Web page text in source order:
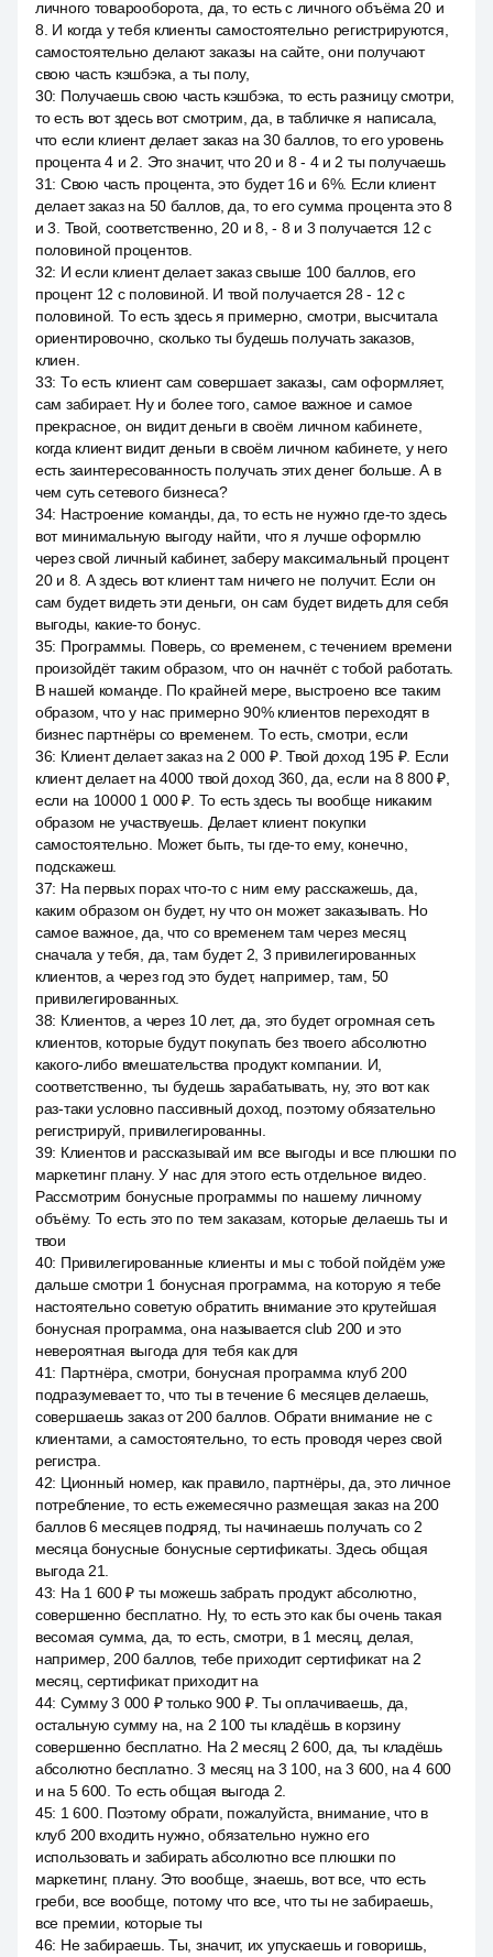
личного товарооборота, да, то есть с личного объёма 20 и
8. И когда у тебя клиенты самостоятельно регистрируются,
самостоятельно делают заказы на сайте, они получают
свою часть кэшбэка, а ты полу,
30: Получаешь свою часть кэшбэка, то есть разницу смотри,
то есть вот здесь вот смотрим, да, в табличке я написала,
что если клиент делает заказ на 30 баллов, то его уровень
процента 4 и 2. Это значит, что 20 и 8 - 4 и 2 ты получаешь
31: Свою часть процента, это будет 16 и 6%. Если клиент
делает заказ на 50 баллов, да, то его сумма процента это 8
и 3. Твой, соответственно, 20 и 8, - 8 и 3 получается 12 с
половиной процентов.
32: И если клиент делает заказ свыше 100 баллов, его
процент 12 с половиной. И твой получается 28 - 12 с
половиной. То есть здесь я примерно, смотри, высчитала
ориентировочно, сколько ты будешь получать заказов,
клиен.
33: То есть клиент сам совершает заказы, сам оформляет,
сам забирает. Ну и более того, самое важное и самое
прекрасное, он видит деньги в своём личном кабинете,
когда клиент видит деньги в своём личном кабинете, у него
есть заинтересованность получать этих денег больше. А в
чем суть сетевого бизнеса?
34: Настроение команды, да, то есть не нужно где-то здесь
вот минимальную выгоду найти, что я лучше оформлю
через свой личный кабинет, заберу максимальный процент
20 и 8. А здесь вот клиент там ничего не получит. Если он
сам будет видеть эти деньги, он сам будет видеть для себя
выгоды, какие-то бонус.
35: Программы. Поверь, со временем, с течением времени
произойдёт таким образом, что он начнёт с тобой работать.
В нашей команде. По крайней мере, выстроено все таким
образом, что у нас примерно 90% клиентов переходят в
бизнес партнёры со временем. То есть, смотри, если
36: Клиент делает заказ на 2 000 ₽. Твой доход 195 ₽. Если
клиент делает на 4000 твой доход 360, да, если на 8 800 ₽,
если на 10000 1 000 ₽. То есть здесь ты вообще никаким
образом не участвуешь. Делает клиент покупки
самостоятельно. Может быть, ты где-то ему, конечно,
подскажеш.
37: На первых порах что-то с ним ему расскажешь, да,
каким образом он будет, ну что он может заказывать. Но
самое важное, да, что со временем там через месяц
сначала у тебя, да, там будет 2, 3 привилегированных
клиентов, а через год это будет, например, там, 50
привилегированных.
38: Клиентов, а через 10 лет, да, это будет огромная сеть
клиентов, которые будут покупать без твоего абсолютно
какого-либо вмешательства продукт компании. И,
соответственно, ты будешь зарабатывать, ну, это вот как
раз-таки условно пассивный доход, поэтому обязательно
регистрируй, привилегированны.
39: Клиентов и рассказывай им все выгоды и все плюшки по
маркетинг плану. У нас для этого есть отдельное видео.
Рассмотрим бонусные программы по нашему личному
объёму. То есть это по тем заказам, которые делаешь ты и
твои
40: Привилегированные клиенты и мы с тобой пойдём уже
дальше смотри 1 бонусная программа, на которую я тебе
настоятельно советую обратить внимание это крутейшая
бонусная программа, она называется club 200 и это
невероятная выгода для тебя как для
41: Партнёра, смотри, бонусная программа клуб 200
подразумевает то, что ты в течение 6 месяцев делаешь,
совершаешь заказ от 200 баллов. Обрати внимание не с
клиентами, а самостоятельно, то есть проводя через свой
регистра.
42: Ционный номер, как правило, партнёры, да, это личное
потребление, то есть ежемесячно размещая заказ на 200
баллов 6 месяцев подряд, ты начинаешь получать со 2
месяца бонусные бонусные сертификаты. Здесь общая
выгода 21.
43: На 1 600 ₽ ты можешь забрать продукт абсолютно,
совершенно бесплатно. Ну, то есть это как бы очень такая
весомая сумма, да, то есть, смотри, в 1 месяц, делая,
например, 200 баллов, тебе приходит сертификат на 2
месяц, сертификат приходит на
44: Сумму 3 000 ₽ только 900 ₽. Ты оплачиваешь, да,
остальную сумму на, на 2 100 ты кладёшь в корзину
совершенно бесплатно. На 2 месяц 2 600, да, ты кладёшь
абсолютно бесплатно. 3 месяц на 3 100, на 3 600, на 4 600
и на 5 600. То есть общая выгода 2.
45: 1 600. Поэтому обрати, пожалуйста, внимание, что в
клуб 200 входить нужно, обязательно нужно его
использовать и забирать абсолютно все плюшки по
маркетинг, плану. Это вообще, знаешь, вот все, что есть
греби, все вообще, потому что все, что ты не забираешь,
все премии, которые ты
46: Не забираешь. Ты, значит, их упускаешь и говоришь,